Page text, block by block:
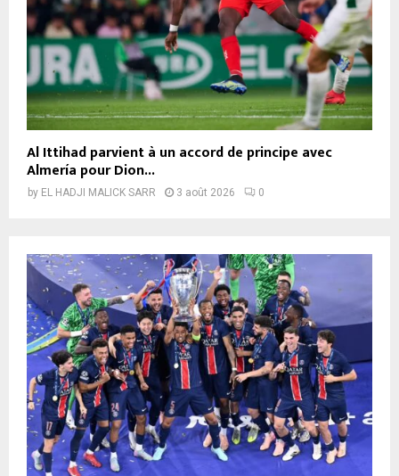
Al Ittihad parvient à un accord de principe avec
Almería pour Dion...
by EL HADJI MALICK SARR 3 août 2026 0